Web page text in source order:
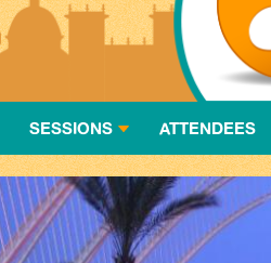
SESSIONS ATTENDEES